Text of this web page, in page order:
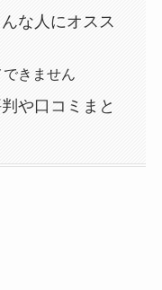
な人にオスス
きません
や口コミまと